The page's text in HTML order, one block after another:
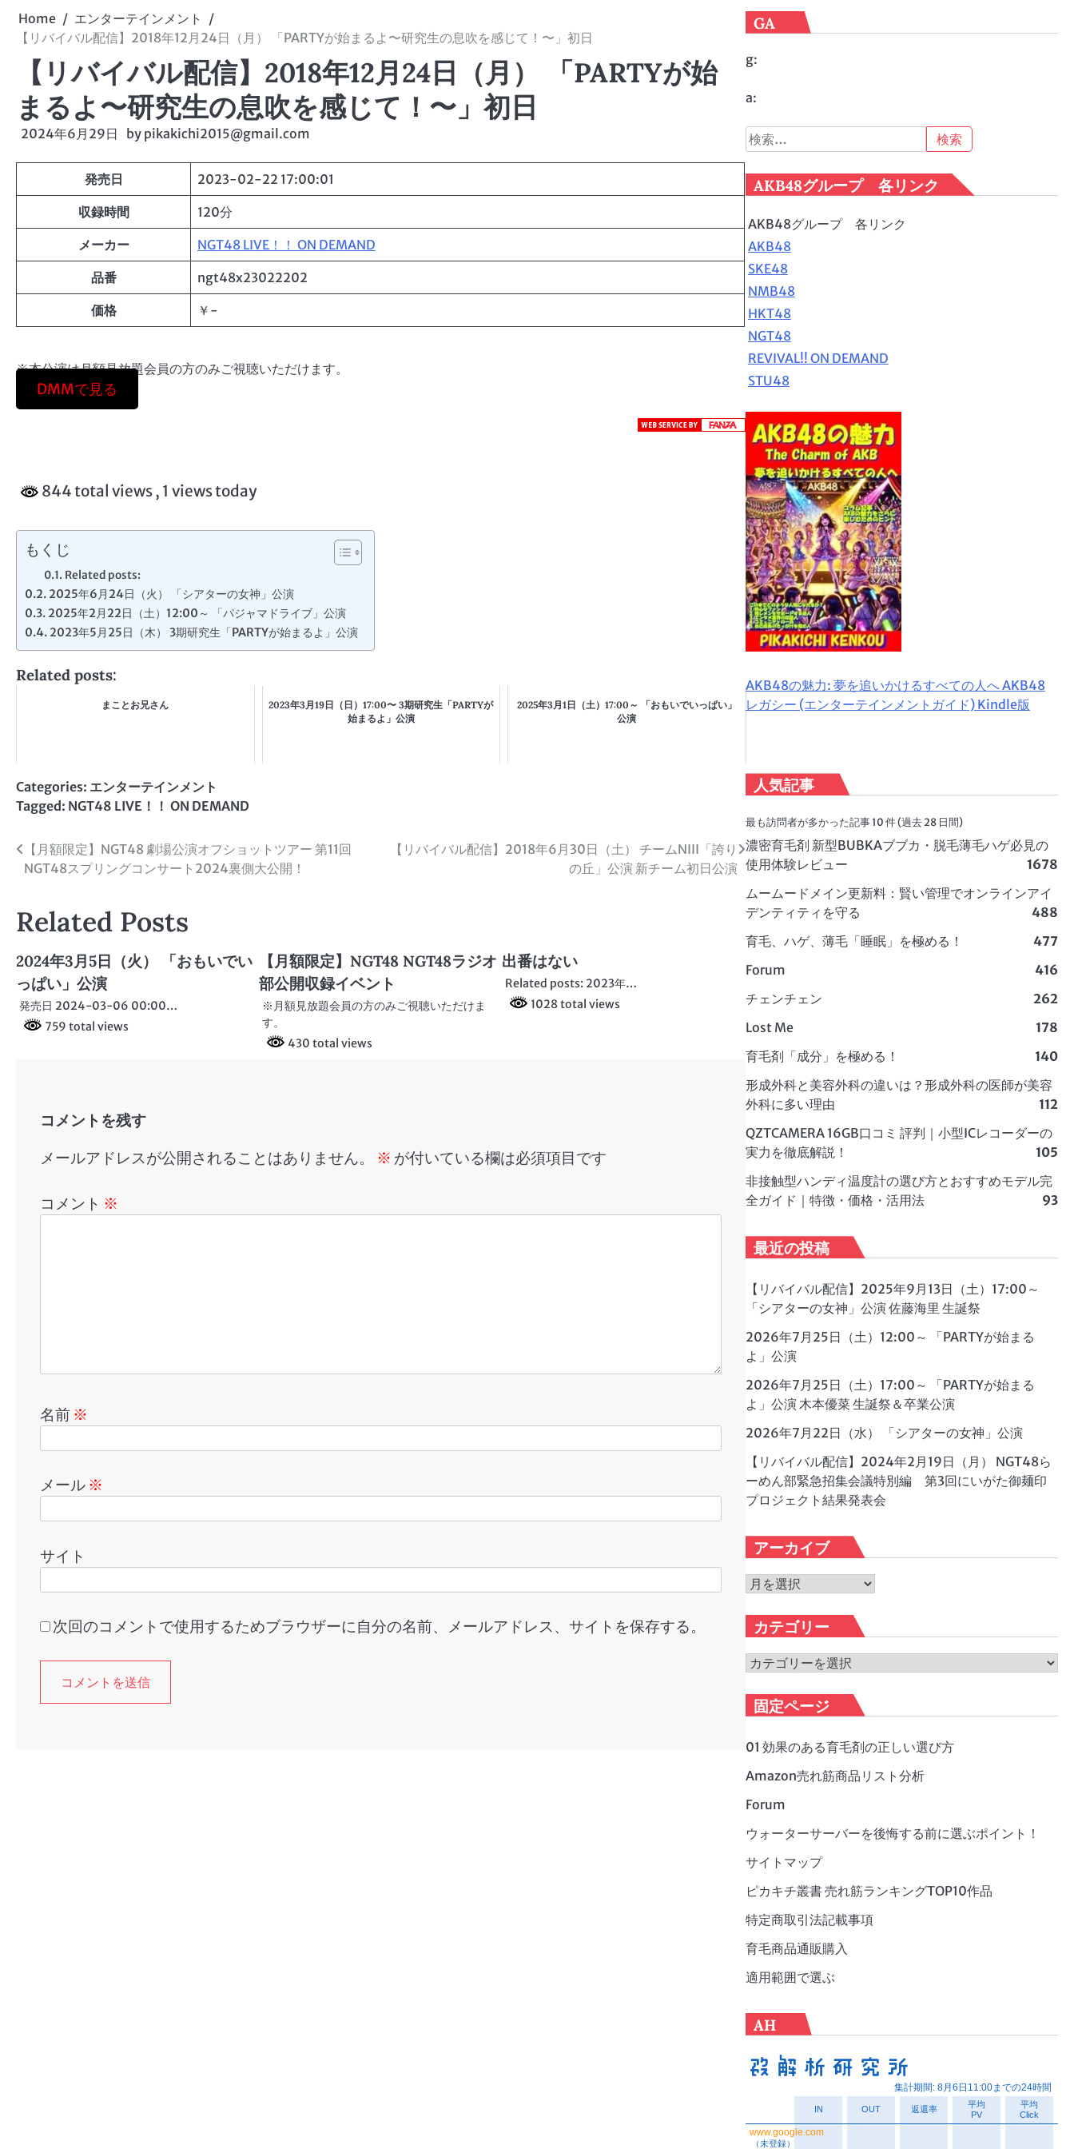
Home
エンターテインメント
【リバイバル配信】2018年12月24日（月） 「PARTYが始まるよ〜研究生の息吹を感じて！〜」初日
【リバイバル配信】2018年12月24日（月） 「PARTYが始
まるよ〜研究生の息吹を感じて！〜」初日
2024年6月29日 by pikakichi2015@gmail.com
発売日 2023-02-22 17:00:01
収録時間 120分
メーカー NGT48 LIVE！！ ON DEMAND
品番 ngt48x23022202
価格 ￥-
※本公演は月額見放題会員の方のみご視聴いただけます。
DMMで見る
844 total views, 1 views today
もくじ
Related posts:
2025年6月24日（火） 「シアターの女神」公演
2025年2月22日（土）12:00～ 「パジャマドライブ」公演
2023年5月25日（木） 3期研究生「PARTYが始まるよ」公演
Related posts:
まことお兄さん
2023年3月19日（日）17:00〜 3期研究生「PARTYが
始まるよ」公演
2025年3月1日（土）17:00～ 「おもいでいっぱい」
公演
Categories: エンターテインメント
Tagged: NGT48 LIVE！！ ON DEMAND
投
稿
ナ
ビ
ゲ
ー
シ
【月額限定】NGT48 劇場公演オフショットツアー 第11回
NGT48スプリングコンサート2024裏側大公開！
【リバイバル配信】2018年6月30日（土） チームNIII「誇り
の丘」公演 新チーム初日公演
Related Posts
2024年3月5日（火） 「おもいでい
っぱい」公演
発売日 2024-03-06 00:00…
759 total views
【月額限定】NGT48 NGT48ラジオ
部公開収録イベント
※月額見放題会員の方のみご視聴いただけま
す。
430 total views
出番はない
Related posts: 2023年…
1028 total views
コメントを残す
メールアドレスが公開されることはありません。
※ が付いている欄は必須項目です
コメント ※
名前 ※
メール ※
サイト
次回のコメントで使用するためブラウザーに自分の名前、メールアドレス、サイトを保存する。
GA
g:
a:
検
索:
AKB48グループ 各リンク
AKB48グループ 各リンク
AKB48
SKE48
NMB48
HKT48
NGT48
REVIVAL!! ON DEMAND
STU48
AKB48の魅力: 夢を追いかけるすべての人へ AKB48
レガシー (エンターテインメントガイド) Kindle版
人気記事
最も訪問者が多かった記事 10 件 (過去 28 日間)
濃密育毛剤 新型BUBKAブブカ・脱毛薄毛ハゲ必見の
使用体験レビュー
1678
ムームードメイン更新料：賢い管理でオンラインアイ
デンティティを守る
488
育毛、ハゲ、薄毛「睡眠」を極める！
477
Forum
416
チェンチェン
262
Lost Me
178
育毛剤「成分」を極める！
140
形成外科と美容外科の違いは？形成外科の医師が美容
外科に多い理由
112
QZTCAMERA 16GB口コミ 評判｜小型ICレコーダーの
実力を徹底解説！
105
非接触型ハンディ温度計の選び方とおすすめモデル完
全ガイド｜特徴・価格・活用法
93
最近の投稿
【リバイバル配信】2025年9月13日（土）17:00～
「シアターの女神」公演 佐藤海里 生誕祭
2026年7月25日（土）12:00～ 「PARTYが始まる
よ」公演
2026年7月25日（土）17:00～ 「PARTYが始まる
よ」公演 木本優菜 生誕祭＆卒業公演
2026年7月22日（水） 「シアターの女神」公演
【リバイバル配信】2024年2月19日（月） NGT48ら
ーめん部緊急招集会議特別編 第3回にいがた御麺印
プロジェクト結果発表会
アーカイブ
ア
カ
イ
ブ
カテゴリー
カ
ゴ
リ
ー
固定ページ
01 効果のある育毛剤の正しい選び方
Amazon売れ筋商品リスト分析
Forum
ウォーターサーバーを後悔する前に選ぶポイント！
サイトマップ
ピカキチ叢書 売れ筋ランキングTOP10作品
特定商取引法記載事項
育毛商品通販購入
適用範囲で選ぶ
AH